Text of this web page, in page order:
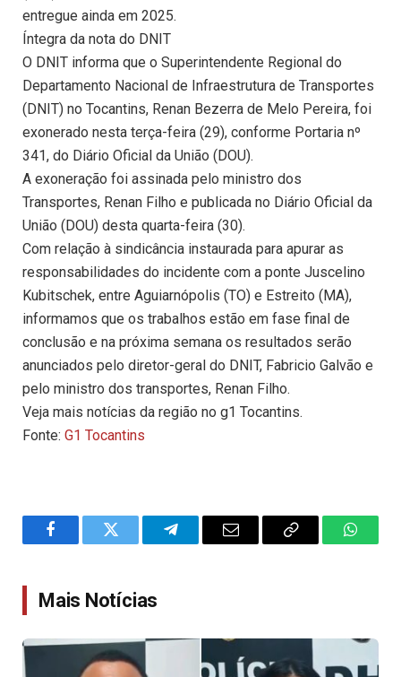
entregue ainda em 2025.
Íntegra da nota do DNIT
O DNIT informa que o Superintendente Regional do
Departamento Nacional de Infraestrutura de Transportes
(DNIT) no Tocantins, Renan Bezerra de Melo Pereira, foi
exonerado nesta terça-feira (29), conforme Portaria nº
341, do Diário Oficial da União (DOU).
A exoneração foi assinada pelo ministro dos
Transportes, Renan Filho e publicada no Diário Oficial da
União (DOU) desta quarta-feira (30).
Com relação à sindicância instaurada para apurar as
responsabilidades do incidente com a ponte Juscelino
Kubitschek, entre Aguiarnópolis (TO) e Estreito (MA),
informamos que os trabalhos estão em fase final de
conclusão e na próxima semana os resultados serão
anunciados pelo diretor-geral do DNIT, Fabricio Galvão e
pelo ministro dos transportes, Renan Filho.
Veja mais notícias da região no g1 Tocantins.
Fonte: G1 Tocantins
FacebookTwitter TelegramEmail
Copy
Mais Notícias